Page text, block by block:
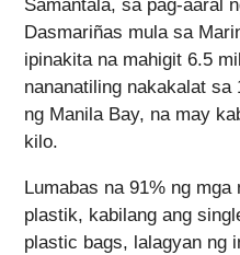
Samantala, sa pag-aaral
Dasmariñas mula sa
ipinakita na mahigit 6.5
nananatiling nakakalat
ng Manila Bay, na may
kilo.
Lumabas na 91% ng
plastik, kabilang ang
plastic bags, lalagyan ng